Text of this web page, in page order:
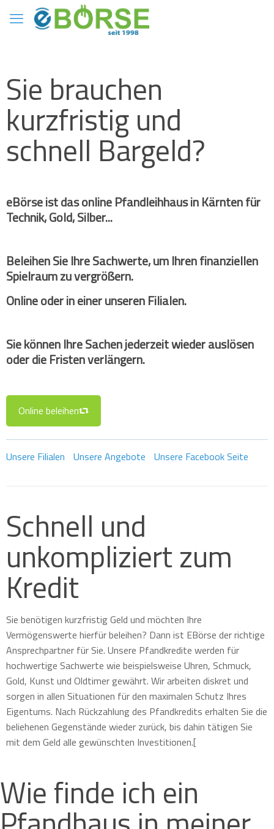
Sie brauchen
kurzfristig und
schnell Bargeld?
eBörse ist das online Pfandleihhaus in Kärnten für
Technik, Gold, Silber...
Beleihen Sie Ihre Sachwerte, um Ihren finanziellen
Spielraum zu vergrößern.
Online oder in einer unseren Filialen.
Sie können Ihre Sachen jederzeit wieder auslösen
oder die Fristen verlängern.
Online beleihen
Unsere Filialen Unsere Angebote Unsere Facebook Seite
Schnell und
unkompliziert zum
Kredit
Sie benötigen kurzfristig Geld und möchten Ihre
Vermögenswerte hierfür beleihen? Dann ist EBörse der richtige
Ansprechpartner für Sie. Unsere Pfandkredite werden für
hochwertige Sachwerte wie beispielsweise Uhren, Schmuck,
Gold, Kunst und Oldtimer gewährt. Wir arbeiten diskret und
sorgen in allen Situationen für den maximalen Schutz Ihres
Eigentums. Nach Rückzahlung des Pfandkredits erhalten Sie die
beliehenen Gegenstände wieder zurück, bis dahin tätigen Sie
mit dem Geld alle gewünschten Investitionen.[
Wie finde ich ein